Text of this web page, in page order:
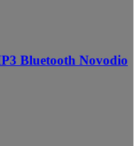
Bluetooth Novodio